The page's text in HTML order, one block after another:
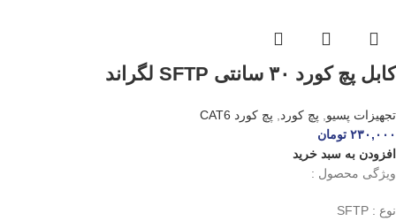
کابل پچ کورد ۳۰ سانتی SFTP لگراند
تجهیزات پسیو پچ کورد
پچ کورد CAT6
۲۳۰,۰۰۰ تومان
افزودن به سبد خرید
ویژگی محصول :
نوع : SFTP